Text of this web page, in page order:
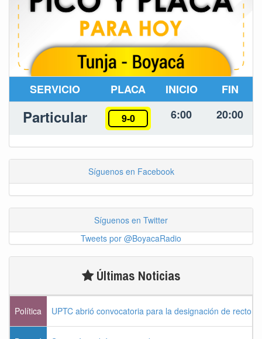
SERVICIO PLACA INICIO FIN
Particular 9-0 6:00 20:00
Síguenos en Facebook
Síguenos en Twitter
Tweets por @BoyacaRadio
Últimas Noticias
Política UPTC abrió convocatoria para la designación de rector